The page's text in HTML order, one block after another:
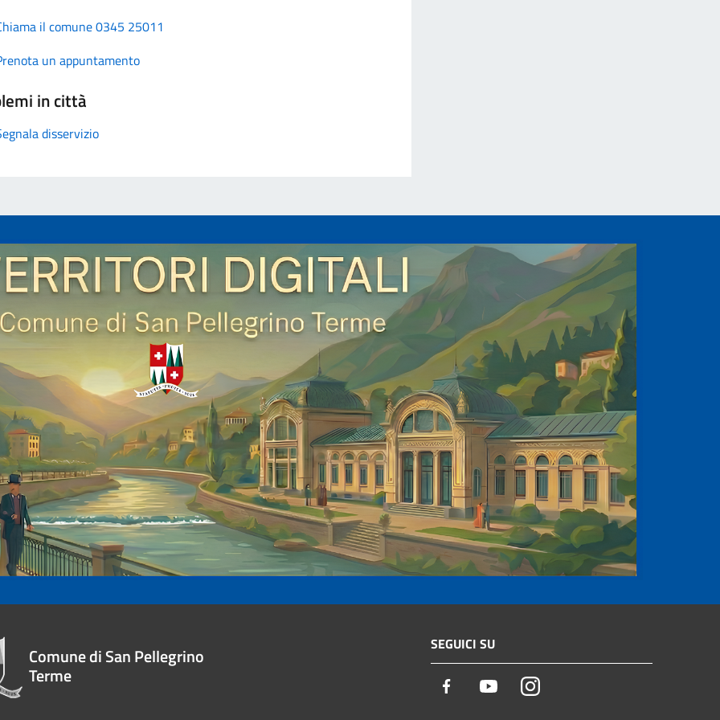
il comune 0345 25011
un appuntamento
in città
disservizio
Comune di San Pellegrino
Terme
SEGUICI SU
Facebook YoutubeInstagram